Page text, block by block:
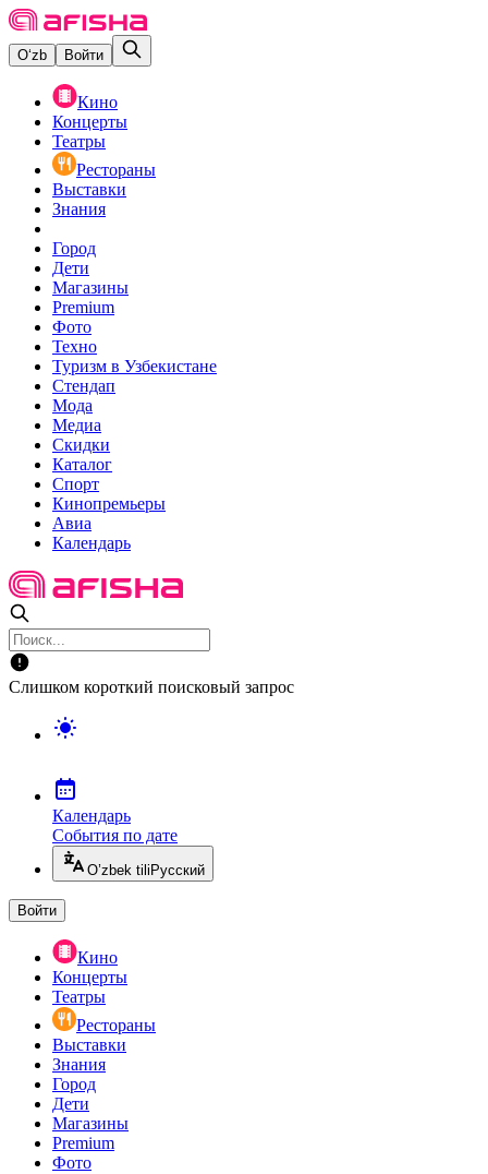
O‘zb Войти
Кино
Концерты
Театры
Рестораны
Выставки
Знания
Город
Дети
Магазины
Premium
Фото
Техно
Туризм в Узбекистане
Стендап
Мода
Медиа
Скидки
Каталог
Спорт
Кинопремьеры
Авиа
Календарь
Слишком короткий поисковый запрос
Календарь
События по дате
O’zbek tili Русский
Войти
Кино
Концерты
Театры
Рестораны
Выставки
Знания
Город
Дети
Магазины
Premium
Фото